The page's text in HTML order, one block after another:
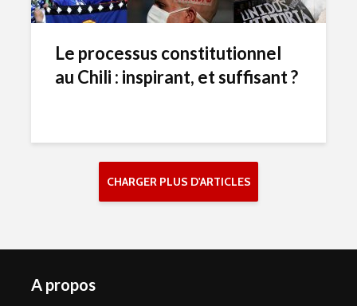
Le processus constitutionnel
au Chili : inspirant, et suffisant ?
CHARGER PLUS D'ARTICLES
A propos